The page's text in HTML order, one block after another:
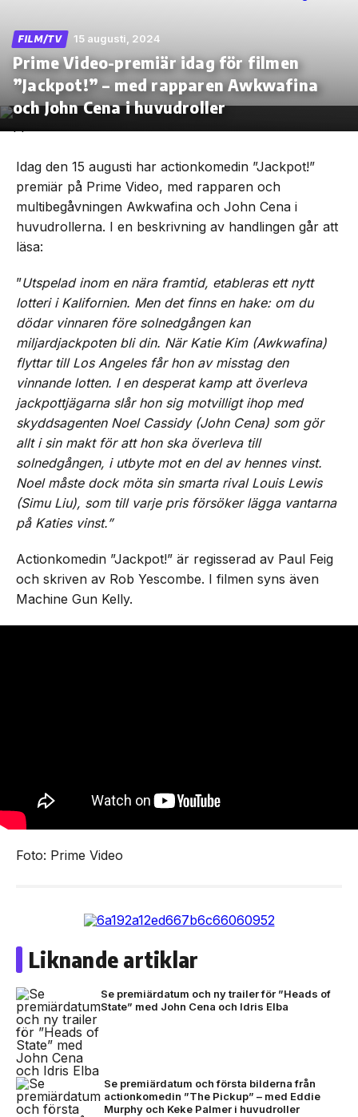
Skip
the
FILM/TV 15 augusti, 2024
Prime Video-premiär idag för filmen
”Jackpot!” – med rapparen Awkwafina
och John Cena i huvudroller
Idag den 15 augusti har actionkomedin ”Jackpot!”
premiär på Prime Video, med rapparen och
multibegåvningen Awkwafina och John Cena i
huvudrollerna. I en beskrivning av handlingen går att
läsa:
”Utspelad inom en nära framtid, etableras ett nytt
lotteri i Kalifornien. Men det finns en hake: om du
dödar vinnaren före solnedgången kan
miljardjackpoten bli din. När Katie Kim (Awkwafina)
flyttar till Los Angeles får hon av misstag den
vinnande lotten. I en desperat kamp att överleva
jackpottjägarna slår hon sig motvilligt ihop med
skyddsagenten Noel Cassidy (John Cena) som gör
allt i sin makt för att hon ska överleva till
solnedgången, i utbyte mot en del av hennes vinst.
Noel måste dock möta sin smarta rival Louis Lewis
(Simu Liu), som till varje pris försöker lägga vantarna
på Katies vinst.”
Actionkomedin ”Jackpot!” är regisserad av Paul Feig
och skriven av Rob Yescombe. I filmen syns även
Machine Gun Kelly.
Foto: Prime Video
Liknande artiklar
Se premiärdatum och ny trailer för ”Heads of
State” med John Cena och Idris Elba
Se premiärdatum och första bilderna från
actionkomedin ”The Pickup” – med Eddie
Murphy och Keke Palmer i huvudroller